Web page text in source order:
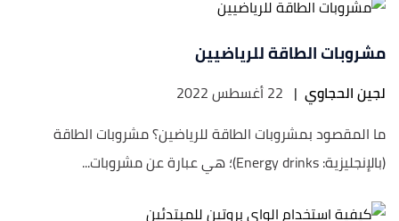
مشروبات الطاقة للرياضيين
لجين الحجاوي | 22 أغسطس 2022
ما المقصود بمشروبات الطاقة للرياضين؟ مشروبات الطاقة
(بالإنجليزية: Energy drinks)؛ هي عبارة عن مشروبات...